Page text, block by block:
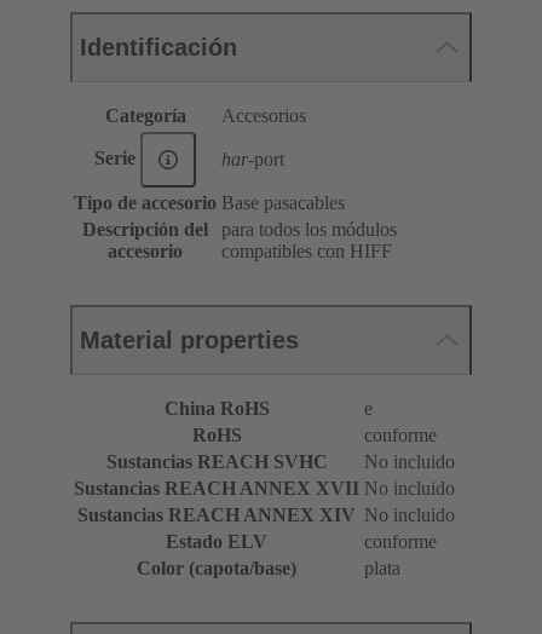
Identificación
Categoría Accesorios
Serie har-port
Tipo de accesorio Base pasacables
Descripción del
accesorio
para todos los módulos
compatibles con HIFF
Material properties
China RoHS
e
RoHS
conforme
Sustancias REACH SVHC
No incluido
Sustancias REACH ANNEX XVII No incluido
Sustancias REACH ANNEX XIV No incluido
Estado ELV
conforme
Color (capota/base)
plata